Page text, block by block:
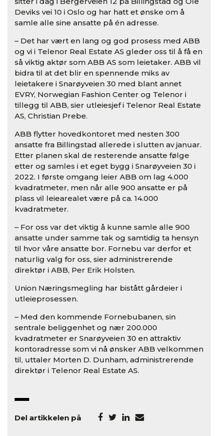
Deviks vei 10 i Oslo og har hatt et ønske om å
samle alle sine ansatte på én adresse.
– Det har vært en lang og god prosess med ABB
og vi i Telenor Real Estate AS gleder oss til å få en
så viktig aktør som ABB AS som leietaker. ABB vil
bidra til at det blir en spennende miks av
leietakere i Snarøyveien 30 med blant annet
EVRY, Norwegian Fashion Center og Telenor i
tillegg til ABB, sier utleiesjef i Telenor Real Estate
AS, Christian Prebe.
ABB flytter hovedkontoret med nesten 300
ansatte fra Billingstad allerede i slutten av januar.
Etter planen skal de resterende ansatte følge
etter og samles i et eget bygg i Snarøyveien 30 i
2022. I første omgang leier ABB om lag 4.000
kvadratmeter, men når alle 900 ansatte er på
plass vil leiearealet være på ca. 14.000
kvadratmeter.
– For oss var det viktig å kunne samle alle 900
ansatte under samme tak og samtidig ta hensyn
til hvor våre ansatte bor. Fornebu var derfor et
naturlig valg for oss, sier administrerende
direktør i ABB, Per Erik Holsten.
Union Næringsmegling har bistått gårdeier i
utleieprosessen.
– Med den kommende Fornebubanen, sin
sentrale beliggenhet og nær 200.000
kvadratmeter er Snarøyveien 30 en attraktiv
kontoradresse som vi nå ønsker ABB velkommen
til, uttaler Morten D. Dunham, administrerende
direktør i Telenor Real Estate AS.
Del artikkelen på